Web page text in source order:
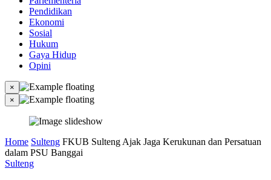
Pendidikan
Ekonomi
Sosial
Hukum
Gaya Hidup
Opini
×
×
Home Sulteng FKUB Sulteng Ajak Jaga Kerukunan dan Persatuan
dalam PSU Banggai
Sulteng